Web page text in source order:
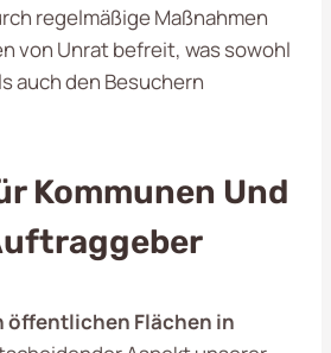
regelmäßige Maßnahmen
von Unrat befreit, was sowohl
auch den Besuchern
Kommunen Und
öffentlichen Flächen in